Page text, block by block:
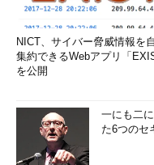
(ping) reply x 2
主だった内容はFTP
FTP通信では「
「TYPE」「PORT
ている。
NICT、サイバー脅威情報を
集約できるWebアプリ「
を公開
一にも二
た6つのセ